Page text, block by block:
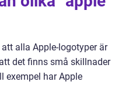
alla Apple-logotyper är
det finns små skillnader
exempel har Apple